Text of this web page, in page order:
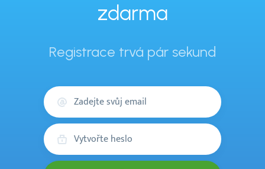
zdarma
Registrace trvá pár sekund
Váš
email